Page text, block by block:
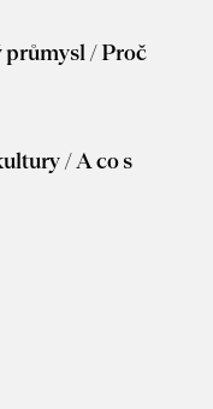
/ Proč
/ A co s